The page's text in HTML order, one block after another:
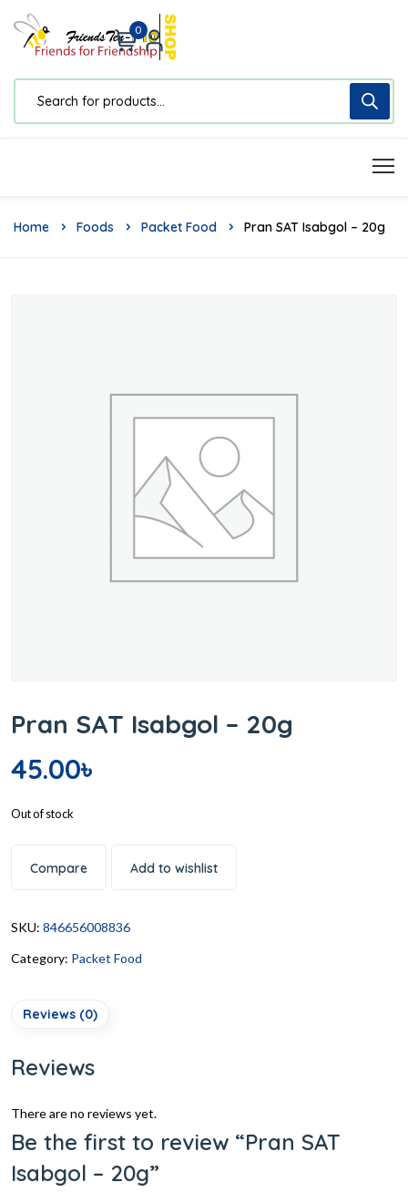
0
Home Foods Packet Food Pran SAT Isabgol – 20g
Pran SAT Isabgol – 20g
45.00৳
Out of stock
Compare Add to wishlist
SKU: 846656008836
Category: Packet Food
Reviews (0)
Reviews
There are no reviews yet.
Be the first to review “Pran SAT
Isabgol – 20g”